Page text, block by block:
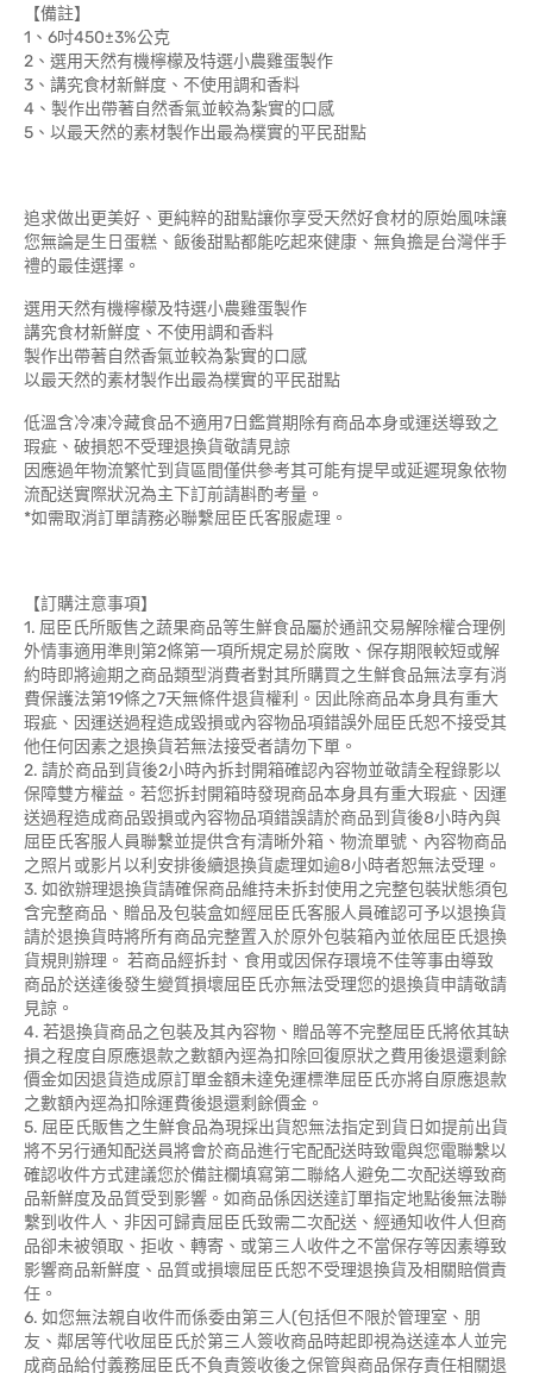
【備註】
1、6吋450±3%公克
2、選用天然有機檸檬及特選小農雞蛋製作
3、講究食材新鮮度、不使用調和香料
4、製作出帶著自然香氣並較為紮實的口感
5、以最天然的素材製作出最為樸實的平民甜點
追求做出更美好、更純粹的甜點讓你享受天然好食材的原始風味讓
您無論是生日蛋糕、飯後甜點都能吃起來健康、無負擔是台灣伴手
禮的最佳選擇。
選用天然有機檸檬及特選小農雞蛋製作
講究食材新鮮度、不使用調和香料
製作出帶著自然香氣並較為紮實的口感
以最天然的素材製作出最為樸實的平民甜點
低溫含冷凍冷藏食品不適用7日鑑賞期除有商品本身或運送導致之
瑕疵、破損恕不受理退換貨敬請見諒
因應過年物流繁忙到貨區間僅供參考其可能有提早或延遲現象依物
流配送實際狀況為主下訂前請斟酌考量。
*如需取消訂單請務必聯繫屈臣氏客服處理。
【訂購注意事項】
1. 屈臣氏所販售之蔬果商品等生鮮食品屬於通訊交易解除權合理例
外情事適用準則第2條第一項所規定易於腐敗、保存期限較短或解
約時即將逾期之商品類型消費者對其所購買之生鮮食品無法享有消
費保護法第19條之7天無條件退貨權利。因此除商品本身具有重大
瑕疵、因運送過程造成毀損或內容物品項錯誤外屈臣氏恕不接受其
他任何因素之退換貨若無法接受者請勿下單。
2. 請於商品到貨後2小時內拆封開箱確認內容物並敬請全程錄影以
保障雙方權益。若您拆封開箱時發現商品本身具有重大瑕疵、因運
送過程造成商品毀損或內容物品項錯誤請於商品到貨後8小時內與
屈臣氏客服人員聯繫並提供含有清晰外箱、物流單號、內容物商品
之照片或影片以利安排後續退換貨處理如逾8小時者恕無法受理。
3. 如欲辦理退換貨請確保商品維持未拆封使用之完整包裝狀態須包
含完整商品、贈品及包裝盒如經屈臣氏客服人員確認可予以退換貨
請於退換貨時將所有商品完整置入於原外包裝箱內並依屈臣氏退換
貨規則辦理。 若商品經拆封、食用或因保存環境不佳等事由導致
商品於送達後發生變質損壞屈臣氏亦無法受理您的退換貨申請敬請
見諒。
4. 若退換貨商品之包裝及其內容物、贈品等不完整屈臣氏將依其缺
損之程度自原應退款之數額內逕為扣除回復原狀之費用後退還剩餘
價金如因退貨造成原訂單金額未達免運標準屈臣氏亦將自原應退款
之數額內逕為扣除運費後退還剩餘價金。
5. 屈臣氏販售之生鮮食品為現採出貨恕無法指定到貨日如提前出貨
將不另行通知配送員將會於商品進行宅配配送時致電與您電聯繫以
確認收件方式建議您於備註欄填寫第二聯絡人避免二次配送導致商
品新鮮度及品質受到影響。如商品係因送達訂單指定地點後無法聯
繫到收件人、非因可歸責屈臣氏致需二次配送、經通知收件人但商
品卻未被領取、拒收、轉寄、或第三人收件之不當保存等因素導致
影響商品新鮮度、品質或損壞屈臣氏恕不受理退換貨及相關賠償責
任。
6. 如您無法親自收件而係委由第三人(包括但不限於管理室、朋
友、鄰居等代收屈臣氏於第三人簽收商品時起即視為送達本人並完
成商品給付義務屈臣氏不負責簽收後之保管與商品保存責任相關退